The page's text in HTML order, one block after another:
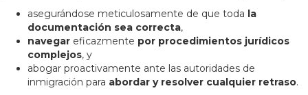
asegurándose meticulosamente de que toda la
documentación sea correcta,
navegar eficazmente por procedimientos jurídicos
complejos, y
abogar proactivamente ante las autoridades de
inmigración para abordar y resolver cualquier retraso.